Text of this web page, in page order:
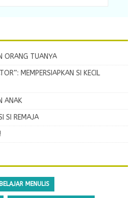
ORANG TUANYA
MEMPERSIAPKAN SI KECIL
ANAK
SI REMAJA
BELAJAR MENULIS